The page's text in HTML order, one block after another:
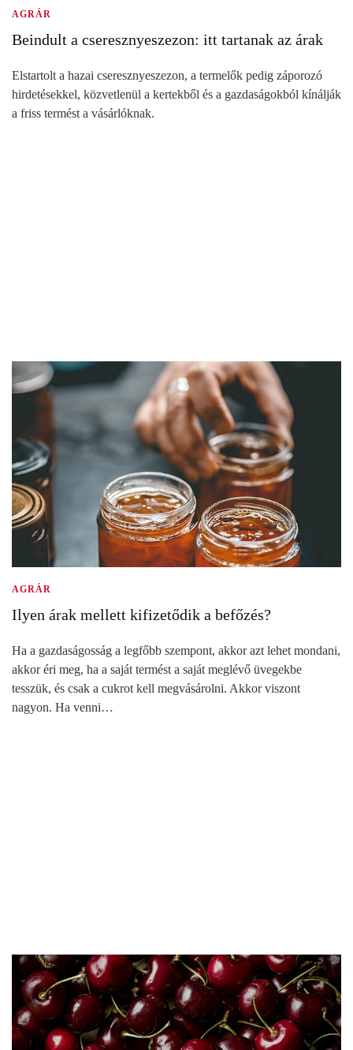
AGRÁR
Beindult a cseresznyeszezon: itt tartanak az árak
Elstartolt a hazai cseresznyeszezon, a termelők pedig záporozó
hirdetésekkel, közvetlenül a kertekből és a gazdaságokból kínálják
a friss termést a vásárlóknak.
AGRÁR
Ilyen árak mellett kifizetődik a befőzés?
Ha a gazdaságosság a legfőbb szempont, akkor azt lehet mondani,
akkor éri meg, ha a saját termést a saját meglévő üvegekbe
tesszük, és csak a cukrot kell megvásárolni. Akkor viszont
nagyon. Ha venni…